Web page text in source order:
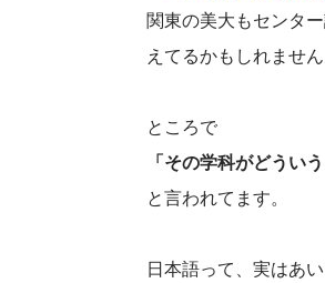
関東の美大もセンタ
えてるかもしれません
ところで
「その学科がどうい
と言われてます。
日本語って、実はあ